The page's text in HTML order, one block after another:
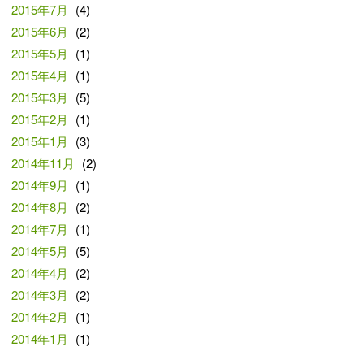
2015年7月
(4)
2015年6月
(2)
2015年5月
(1)
2015年4月
(1)
2015年3月
(5)
2015年2月
(1)
2015年1月
(3)
2014年11月
(2)
2014年9月
(1)
2014年8月
(2)
2014年7月
(1)
2014年5月
(5)
2014年4月
(2)
2014年3月
(2)
2014年2月
(1)
2014年1月
(1)